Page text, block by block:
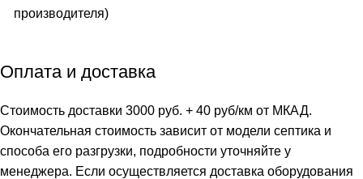
производителя)
Оплата и доставка
Стоимость доставки 3000 руб. + 40 руб/км от МКАД.
Окончательная стоимость зависит от модели септика и
способа его разгрузки, подробности уточняйте у
менеджера. Если осуществляется доставка оборудования